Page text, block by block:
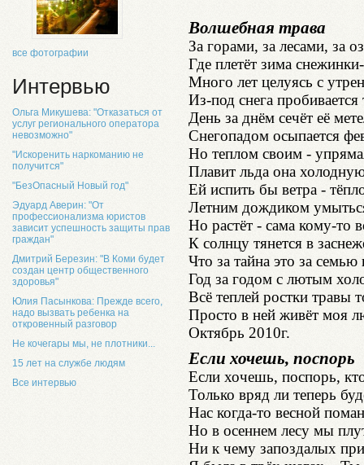
все фотографии
Интервью
Ольга Микушева: "Отказаться от
услуг регионального оператора
невозможно"
"Искоренить наркоманию не
получится"
"БезОпасный Новый год"
Эдуард Аверин: "От
профессионализма юристов
зависит успешность защиты прав
граждан"
Дмитрий Березин: "В Коми будет
создан центр общественного
здоровья"
Юлия Пасынкова: Прежде всего,
надо вызвать ребенка на
откровенный разговор
Не кочегары мы, не плотники...
15 лет на службе людям
Все интервью
Волшебная трава
За горами, за лесами, за
Где плетёт зима
Много лет целуясь с
Из-под снега пробивается
День за днём сечёт её
Снегопадом осыпается
Но теплом своим -
Плавит льда она
Ей испить бы ветра -
Летним дождиком
Но растёт - сама кому-то
К солнцу тянется в
Что за тайна это за семью
Год за годом с лютым
Всё теплей ростки травы
Просто в ней живёт моя
Октябрь 2010г.
Если хочешь, поспорь
Если хочешь, поспорь,
Только вряд ли теперь
Нас когда-то весной
Но в осеннем лесу мы
Ни к чему запоздалых